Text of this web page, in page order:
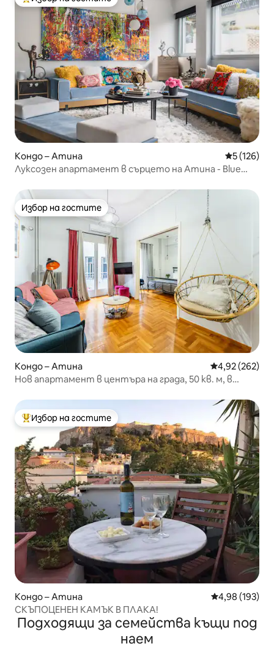
Най-популярен избор на гостите
Кондо – Атина Средна
5 (126)
Луксозен апартамент в сърцето на Атина - Blue
Избор на гостите
Избор на гостите
Кондо – Атина Средна
4,92 (262)
Нов апартамент в центъра на града, 50 кв. м, в
Най-популярен избор на гостите
Избор на гостите
Кондо – Атина Средна
4,98 (193)
СКЪПОЦЕНЕН КАМЪК В ПЛАКА!
Подходящи за семейства къщи под
наем